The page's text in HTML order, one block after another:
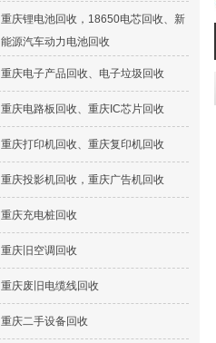
重庆锂电池回收，18650电芯回收、新
能源汽车动力电池回收
重庆电子产品回收、电子垃圾回收
重庆电路板回收、重庆IC芯片回收
重庆打印机回收、重庆复印机回收
重庆投影机回收，重庆广告机回收
重庆充电桩回收
重庆旧空调回收
重庆废旧电缆线回收
重庆二手设备回收